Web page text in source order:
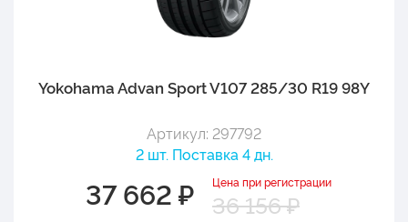
Yokohama Advan Sport V107 285/30 R19 98Y
Артикул: 297792
2 шт. Поставка 4 дн.
37 662 ₽ Цена при регистрации
36 156 ₽